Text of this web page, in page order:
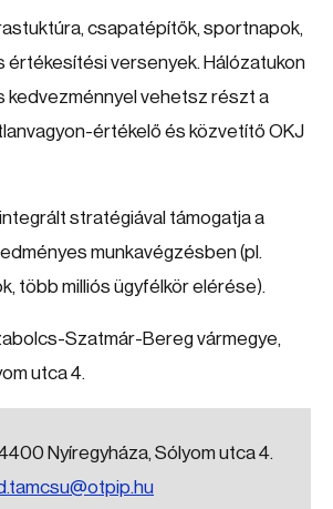
csapatépítők, sportnapok,
értékesítési versenyek. Hálózatukon
kedvezménnyel vehetsz részt a
értékelő és közvetítő OKJ
stratégiával támogatja a
munkavégzésben (pl.
több milliós ügyfélkör elérése).
Szatmár-Bereg vármegye,
utca 4.
Nyíregyháza, Sólyom utca 4.